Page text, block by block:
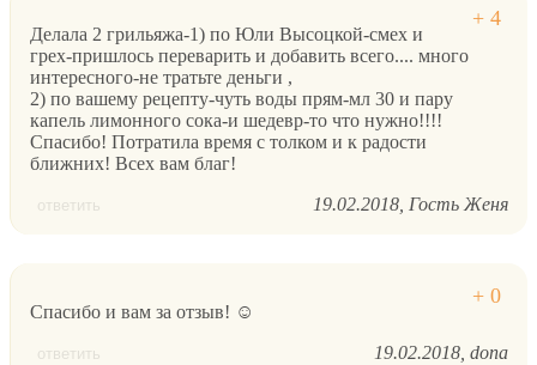
Делала 2 грильяжа-1) по Юли Высоцкой-смех и
грех-пришлось переварить и добавить всего.... много
интересного-не тратьте деньги ,
2) по вашему рецепту-чуть воды прям-мл 30 и пару
капель лимонного сока-и шедевр-то что нужно!!!!
Спасибо! Потратила время с толком и к радости
ближних! Всех вам благ!
ответить 19.02.2018 Гость Женя
Спасибо и вам за отзыв! ☺
ответить 19.02.2018 dona